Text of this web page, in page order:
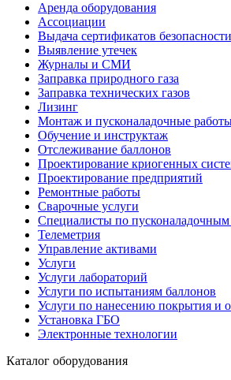
Аренда оборудования
Ассоциации
Выдача сертификатов безопасности
Выявление утечек
Журналы и СМИ
Заправка природного газа
Заправка технических газов
Лизинг
Монтаж и пусконаладочные
Обучение и инструктаж
Отслеживание баллонов
Проектирование криогенных
Проектирование предприятий
Ремонтные работы
Сварочные услуги
Специалисты по пусконаладочным
Телеметрия
Управление активами
Услуги
Услуги лабораторий
Услуги по испытаниям баллонов
Услуги по нанесению покрытия и
Установка ГБО
Электронные технологии
Каталог оборудования